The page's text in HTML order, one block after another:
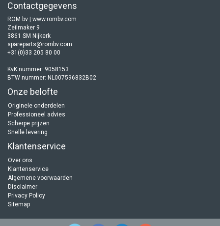
Contactgegevens
ROM bv | www.rombv.com
Zeilmaker 9
3861 SM Nijkerk
spareparts@rombv.com
+31(0)33 205 80 00
KvK nummer: 9058153
BTW nummer: NL007596832B02
Onze belofte
Originele onderdelen
Professioneel advies
Scherpe prijzen
Snelle levering
Klantenservice
Over ons
Klantenservice
Algemene voorwaarden
Disclaimer
Privacy Policy
Sitemap